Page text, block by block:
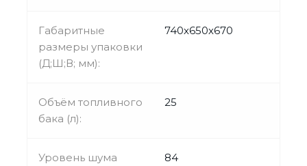
Габаритные
размеры упаковки
(Д;Ш;В; мм):
740х650х670
Объём топливного
бака (л):
25
Уровень шума
84